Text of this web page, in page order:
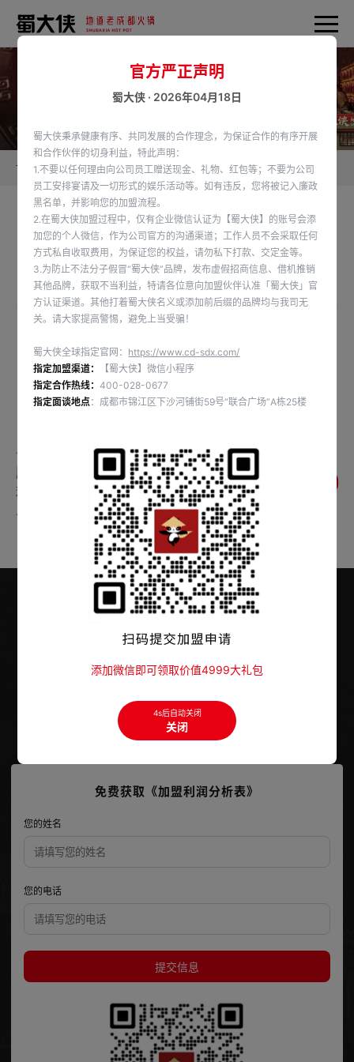
首页 蜀大侠新闻
“谁说夏天不能涮火锅❓ 🍃茶香、低脂、轻负担 🍲一
口带你穿越到茶山
发布时间：2025-06-03
🍃茶香、低脂、轻负担
🍲一口带你穿越到茶山
上一条：🤨还在犹豫中午吃什么吗❓ 👉6款招
牌菜品，9.9元不限量 🔎美团+抖音更有午市福
利套餐 🍲午餐来蜀大侠火锅就对辣🔥
下一条：吃地道成都火锅，赏滚烫音乐盛宴
点击拨打 400-028-0677
成都市锦江区东大路16号HFC汇信财富中心39楼
免费获取《加盟利润分析表》
您的姓名
您的电话
提交信息
官方严正声明
蜀大侠 · 2026年04月18日
蜀大侠秉承健康有序、共同发展的合作理念，为保证合作的有序开展
和合作伙伴的切身利益，特此声明：
1.不要以任何理由向公司员工赠送现金、礼物、红包等；不要为公司
员工安排宴请及一切形式的娱乐活动等。如有违反，您将被记入廉政
黑名单，并影响您的加盟流程。
2.在蜀大侠加盟过程中，仅有企业微信认证为【蜀大侠】的账号会添
加您的个人微信，作为公司官方的沟通渠道；工作人员不会采取任何
方式私自收取费用，为保证您的权益，请勿私下打款、交定金等。
3.为防止不法分子假冒“蜀大侠”品牌，发布虚假招商信息、借机推销
其他品牌，获取不当利益，特请各位意向加盟伙伴认准「蜀大侠」官
方认证渠道。其他打着蜀大侠名义或添加前后缀的品牌均与我司无
关。请大家提高警惕，避免上当受骗！
蜀大侠全球指定官网： https://www.cd-sdx.com/
指定加盟渠道：
【蜀大侠】微信小程序
指定合作热线：400-028-0677
指定面谈地点 ：成都市锦江区下沙河铺街59号“联合广场”A栋25楼
添加微信即可领取价值4999大礼包
4s后自动关闭
关闭